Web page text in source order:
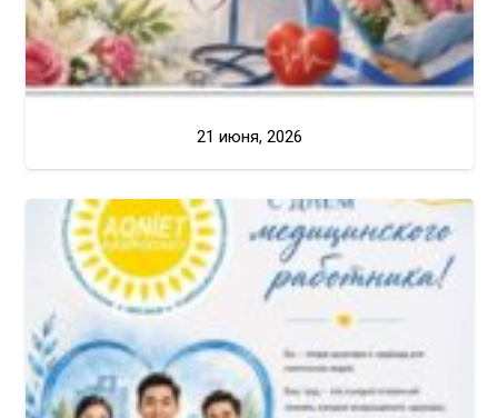
21 июня, 2026